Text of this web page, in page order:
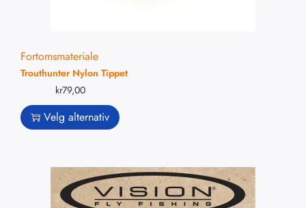
Fortomsmateriale
Trouthunter Nylon Tippet
kr79,00
Velg alternativ